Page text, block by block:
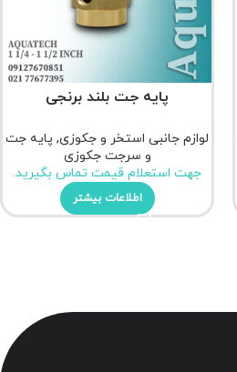
پایه جت بلند برنجی
لوازم جانبی استخر و جکوزی, پایه جت
و سرجت جکوزی
جهت استعلام قیمت تماس بگیرید.
اطلاعات بیشتر